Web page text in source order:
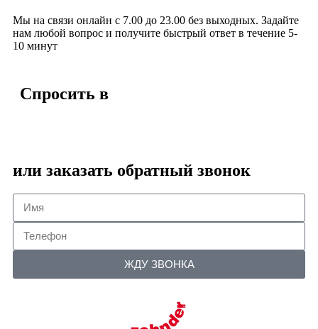
Мы на связи онлайн с 7.00 до 23.00 без выходных. Задайте
нам любой вопрос и получите быстрый ответ в течение 5-
10 минут
Спросить в
или заказать обратный звонок
ЖДУ ЗВОНКА